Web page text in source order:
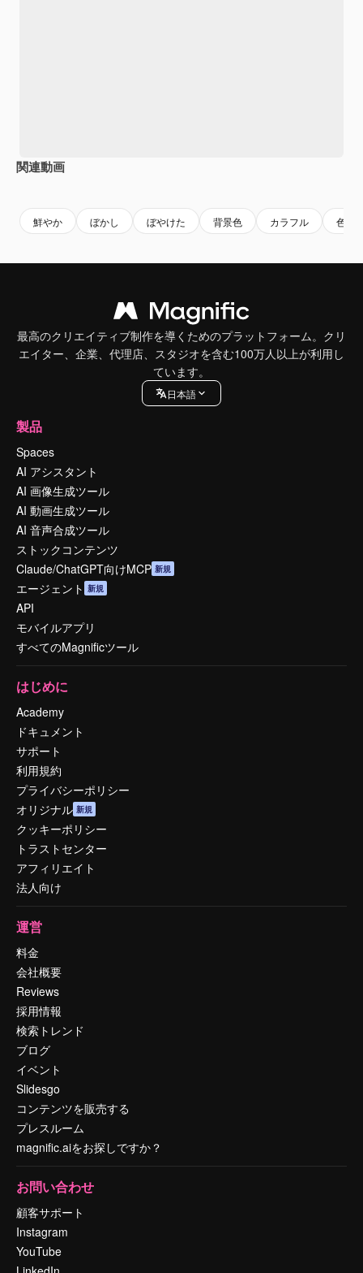
関連動画
鮮やか ぼかし ぼやけた 背景色 カラフル 色
最高のクリエイティブ制作を導くためのプラットフォーム。クリ
エイター、企業、代理店、スタジオを含む100万人以上が利用し
ています。
日本語
製品
Spaces
AI アシスタント
AI 画像生成ツール
AI 動画生成ツール
AI 音声合成ツール
ストックコンテンツ
Claude/ChatGPT向けMCP 新規
エージェント 新規
API
モバイルアプリ
すべてのMagnificツール
はじめに
Academy
ドキュメント
サポート
利用規約
プライバシーポリシー
オリジナル 新規
クッキーポリシー
トラストセンター
アフィリエイト
法人向け
運営
料金
会社概要
Reviews
採用情報
検索トレンド
ブログ
イベント
Slidesgo
コンテンツを販売する
プレスルーム
magnific.aiをお探しですか？
お問い合わせ
顧客サポート
Instagram
YouTube